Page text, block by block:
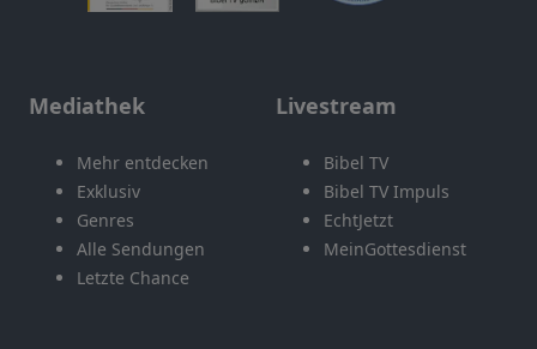
Mediathek
Mehr entdecken
Exklusiv
Genres
Alle Sendungen
Letzte Chance
Livestream
Bibel TV
Bibel TV Impuls
EchtJetzt
MeinGottesdienst